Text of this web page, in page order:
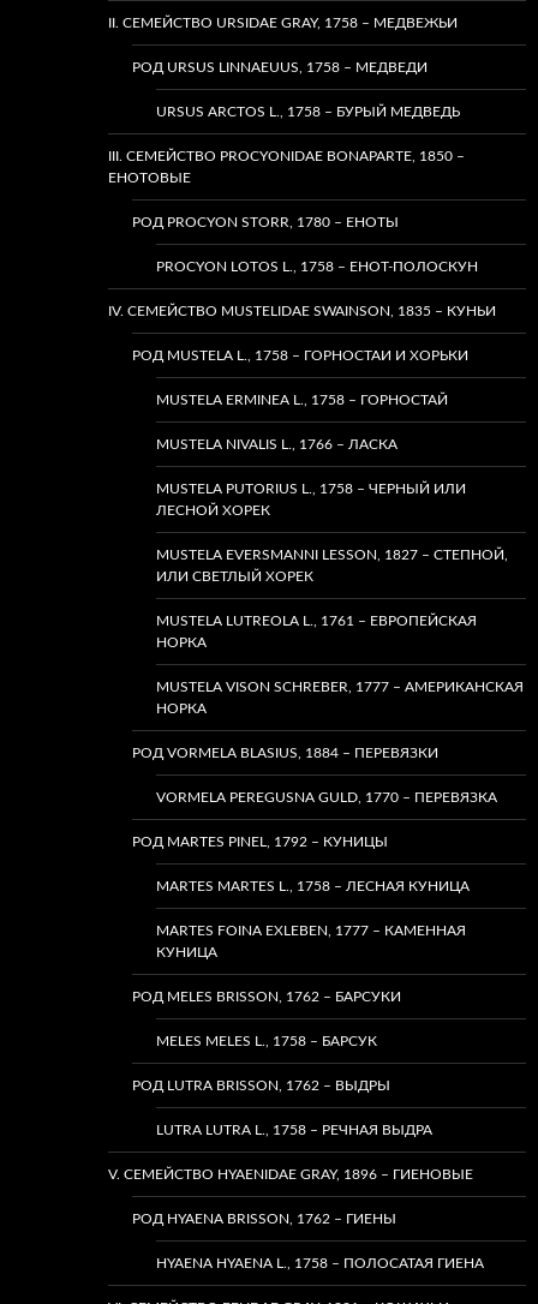
II. СЕМЕЙСТВО URSIDAE GRAY, 1758 – МЕДВЕЖЬИ
РОД URSUS LINNAEUUS, 1758 – МЕДВЕДИ
URSUS ARCTOS L., 1758 – БУРЫЙ МЕДВЕДЬ
III. СЕМЕЙСТВО PROCYONIDAE BONAPARTE, 1850 –
ЕНОТОВЫЕ
РОД PROCYON STORR, 1780 – ЕНОТЫ
PROCYON LOTOS L., 1758 – ЕНОТ-ПОЛОСКУН
IV. СЕМЕЙСТВО MUSTELIDAE SWAINSON, 1835 – КУНЬИ
РОД MUSTELA L., 1758 – ГОРНОСТАИ И ХОРЬКИ
MUSTELA ERMINEA L., 1758 – ГОРНОСТАЙ
MUSTELA NIVALIS L., 1766 – ЛАСКА
MUSTELA PUTORIUS L., 1758 – ЧЕРНЫЙ ИЛИ
ЛЕСНОЙ ХОРЕК
MUSTELA EVERSMANNI LESSON, 1827 – СТЕПНОЙ,
ИЛИ СВЕТЛЫЙ ХОРЕК
MUSTELA LUTREOLA L., 1761 – ЕВРОПЕЙСКАЯ
НОРКА
MUSTELA VISON SCHREBER, 1777 – АМЕРИКАНСКАЯ
НОРКА
РОД VORMELA BLASIUS, 1884 – ПЕРЕВЯЗКИ
VORMELA PEREGUSNA GULD, 1770 – ПЕРЕВЯЗКА
РОД MARTES PINEL, 1792 – КУНИЦЫ
MARTES MARTES L., 1758 – ЛЕСНАЯ КУНИЦА
MARTES FOINA EXLEBEN, 1777 – КАМЕННАЯ
КУНИЦА
РОД MELES BRISSON, 1762 – БАРСУКИ
MELES MELES L., 1758 – БАРСУК
РОД LUTRA BRISSON, 1762 – ВЫДРЫ
LUTRA LUTRA L., 1758 – РЕЧНАЯ ВЫДРА
V. СЕМЕЙСТВО HYAENIDAE GRAY, 1896 – ГИЕНОВЫЕ
РОД HYAENA BRISSON, 1762 – ГИЕНЫ
HYAENA HYAENA L., 1758 – ПОЛОСАТАЯ ГИЕНА